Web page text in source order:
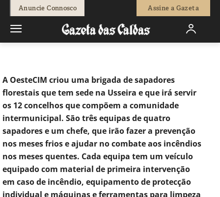
Anuncie Connosco Assine a Gazeta
Isaque Vicente - 1897 0
A OesteCIM criou uma brigada de sapadores
florestais que tem sede na Usseira e que irá servir
os 12 concelhos que compõem a comunidade
intermunicipal. São três equipas de quatro
sapadores e um chefe, que irão fazer a prevenção
nos meses frios e ajudar no combate aos incêndios
nos meses quentes. Cada equipa tem um veículo
equipado com material de primeira intervenção
em caso de incêndio, equipamento de protecção
individual e máquinas e ferramentas para limpeza